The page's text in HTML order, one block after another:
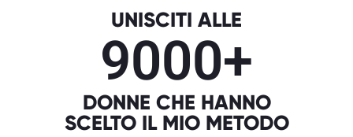
UNISCITI ALLE
9000+
DONNE CHE HANNO
SCELTO IL MIO METODO